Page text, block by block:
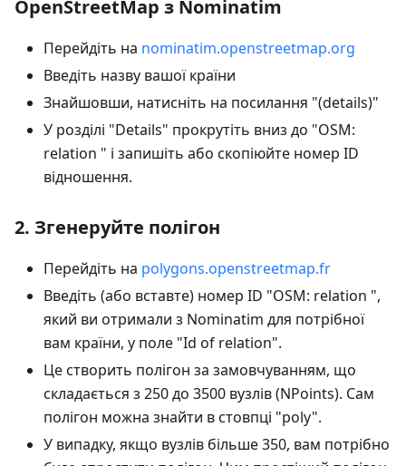
OpenStreetMap з Nominatim
Перейдіть на nominatim.openstreetmap.org
Введіть назву вашої країни
Знайшовши, натисніть на посилання "(details)"
У розділі "Details" прокрутіть вниз до "OSM:
relation " і запишіть або скопіюйте номер ID
відношення.
2. Згенеруйте полігон
Перейдіть на polygons.openstreetmap.fr
Введіть (або вставте) номер ID "OSM: relation ",
який ви отримали з Nominatim для потрібної
вам країни, у поле "Id of relation".
Це створить полігон за замовчуванням, що
складається з 250 до 3500 вузлів (NPoints). Сам
полігон можна знайти в стовпці "poly".
У випадку, якщо вузлів більше 350, вам потрібно